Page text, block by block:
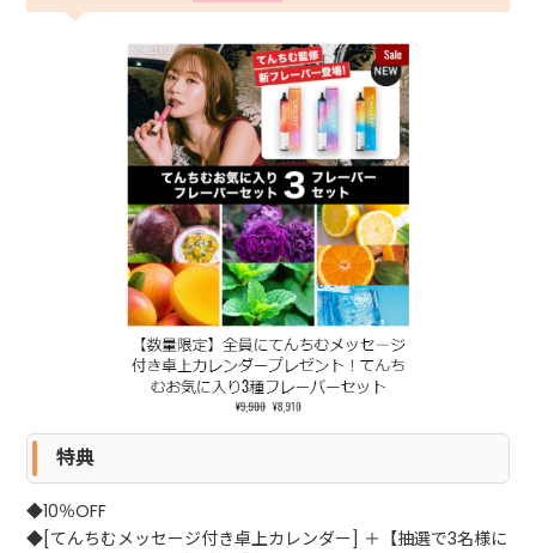
特典
◆10％OFF
◆[てんちむメッセージ付き卓上カレンダー] ＋【抽選で3名様に